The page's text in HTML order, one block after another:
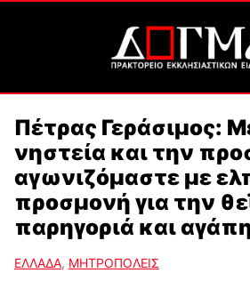
Πέτρας Γεράσιμος:
νηστεία και την
αγωνιζόμαστε με
προσμονή για την
παρηγοριά και
ΕΛΛΑΔΑ, ΜΗΤΡΟΠΟΛΕΙΣ